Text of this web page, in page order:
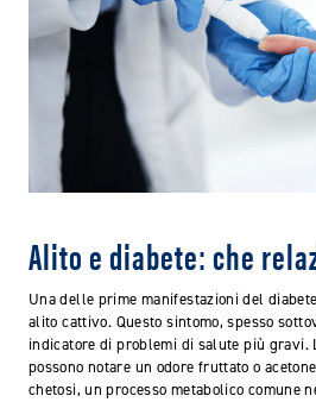
Alito e diabete: che
Una delle prime manifestazioni del
alito cattivo. Questo sintomo, spesso
indicatore di problemi di salute più gravi.
possono notare un odore fruttato o
chetosi, un processo metabolico comune